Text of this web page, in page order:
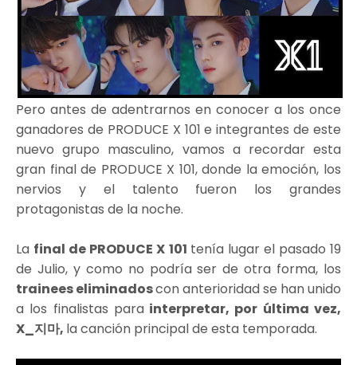
Pero antes de adentrarnos en conocer a los once
ganadores de PRODUCE X 101 e integrantes de este
nuevo grupo masculino, vamos a recordar esta
gran final de PRODUCE X 101, donde la emoción, los
nervios y el talento fueron los grandes
protagonistas de la noche.
La final de PRODUCE X 101 tenía lugar el pasado 19
de Julio, y como no podría ser de otra forma, los
trainees eliminadoscon anterioridad se han unido
a los finalistas parainterpretar, por última vez,
X_지마, la canción principal de esta temporada.